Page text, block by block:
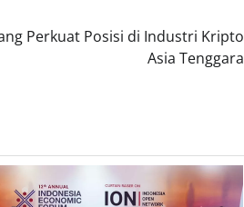
Perkuat Posisi di Industri Kripto
Asia Tenggara